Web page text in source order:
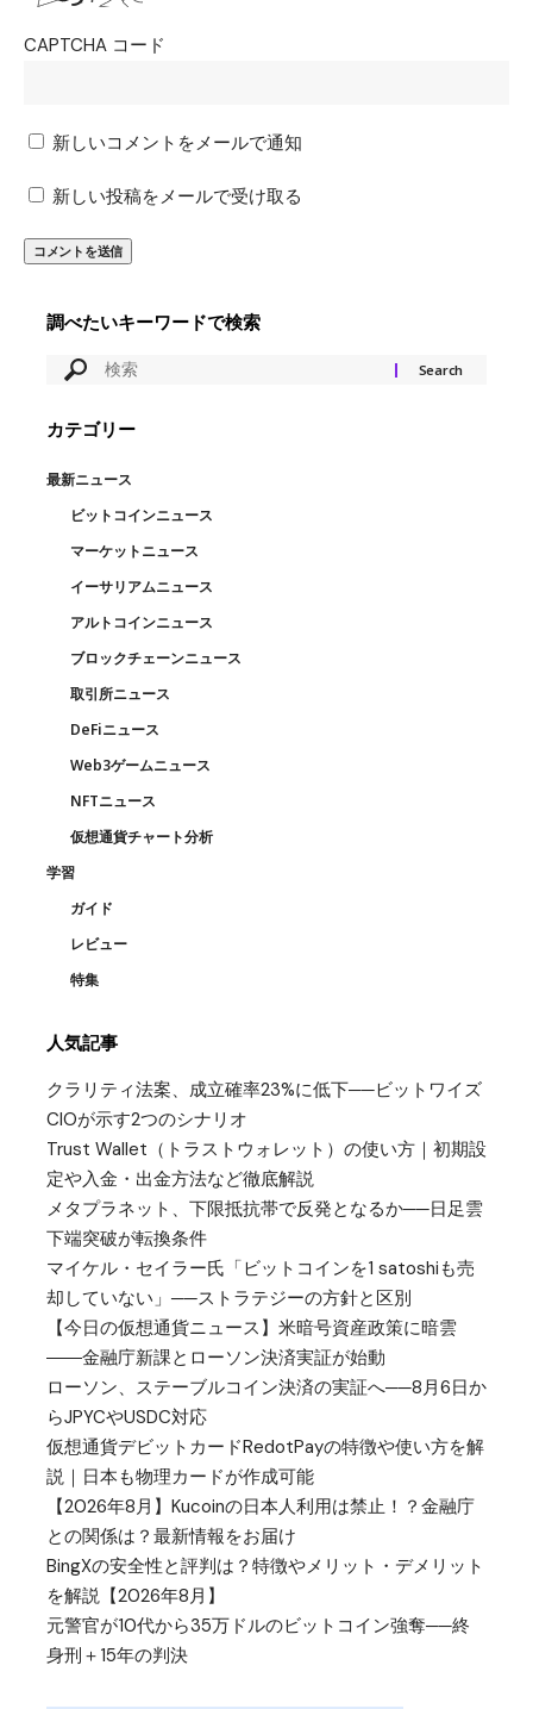
CAPTCHA コード
新しいコメントをメールで通知
新しい投稿をメールで受け取る
調べたいキーワードで検索
カテゴリー
最新ニュース
ビットコインニュース
マーケットニュース
イーサリアムニュース
アルトコインニュース
ブロックチェーンニュース
取引所ニュース
DeFiニュース
Web3ゲームニュース
NFTニュース
仮想通貨チャート分析
学習
ガイド
レビュー
特集
人気記事
クラリティ法案、成立確率23%に低下──ビットワイズ
CIOが示す2つのシナリオ
Trust Wallet（トラストウォレット）の使い方｜初期設
定や入金・出金方法など徹底解説
メタプラネット、下限抵抗帯で反発となるか──日足雲
下端突破が転換条件
マイケル・セイラー氏「ビットコインを1 satoshiも売
却していない」──ストラテジーの方針と区別
【今日の仮想通貨ニュース】米暗号資産政策に暗雲
――金融庁新課とローソン決済実証が始動
ローソン、ステーブルコイン決済の実証へ──8月6日か
らJPYCやUSDC対応
仮想通貨デビットカードRedotPayの特徴や使い方を解
説｜日本も物理カードが作成可能
【2026年8月】Kucoinの日本人利用は禁止！？金融庁
との関係は？最新情報をお届け
BingXの安全性と評判は？特徴やメリット・デメリット
を解説【2026年8月】
元警官が10代から35万ドルのビットコイン強奪──終
身刑＋15年の判決